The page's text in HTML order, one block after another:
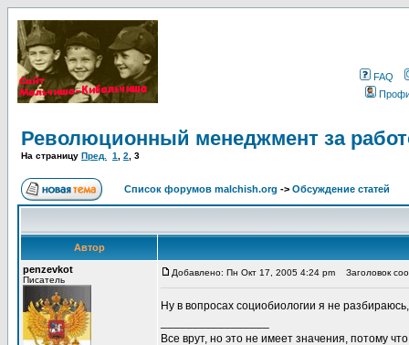
FAQ
Революционный менеджмент за
На страницу Пред. 1 2 3
Список форумов malchish.org -> Обсуждение статей
Автор
penzevkot
Писатель
Добавлено: Пн Окт 17, 2005 4:24 pm Заголовок
Ну в вопросах социобиологии я не
Все врут, но это не имеет значения, потому